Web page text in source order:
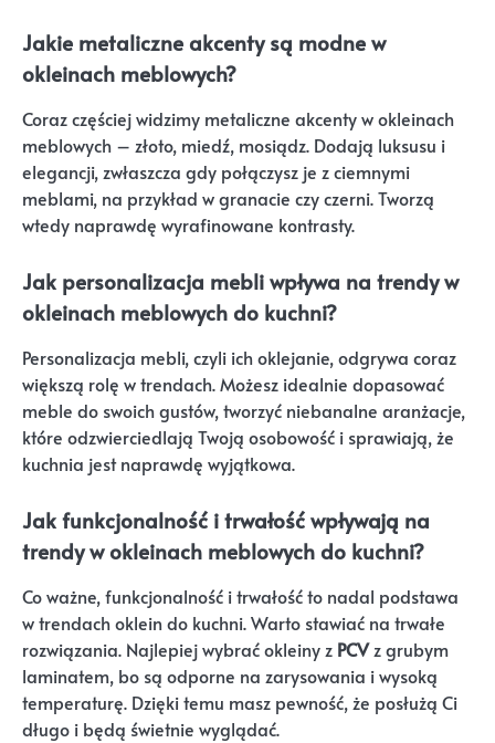
Jakie metaliczne akcenty są modne w
okleinach meblowych?
Coraz częściej widzimy metaliczne akcenty w okleinach
meblowych – złoto, miedź, mosiądz. Dodają luksusu i
elegancji, zwłaszcza gdy połączysz je z ciemnymi
meblami, na przykład w granacie czy czerni. Tworzą
wtedy naprawdę wyrafinowane kontrasty.
Jak personalizacja mebli wpływa na trendy w
okleinach meblowych do kuchni?
Personalizacja mebli, czyli ich oklejanie, odgrywa coraz
większą rolę w trendach. Możesz idealnie dopasować
meble do swoich gustów, tworzyć niebanalne aranżacje,
które odzwierciedlają Twoją osobowość i sprawiają, że
kuchnia jest naprawdę wyjątkowa.
Jak funkcjonalność i trwałość wpływają na
trendy w okleinach meblowych do kuchni?
Co ważne, funkcjonalność i trwałość to nadal podstawa
w trendach oklein do kuchni. Warto stawiać na trwałe
rozwiązania. Najlepiej wybrać okleiny z PCVz grubym
laminatem, bo są odporne na zarysowania i wysoką
temperaturę. Dzięki temu masz pewność, że posłużą Ci
długo i będą świetnie wyglądać.